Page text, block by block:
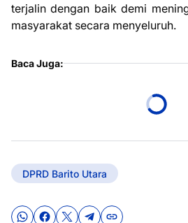
terjalin dengan baik demi
masyarakat secara menyeluruh.
Baca Juga:
DPRD Barito Utara